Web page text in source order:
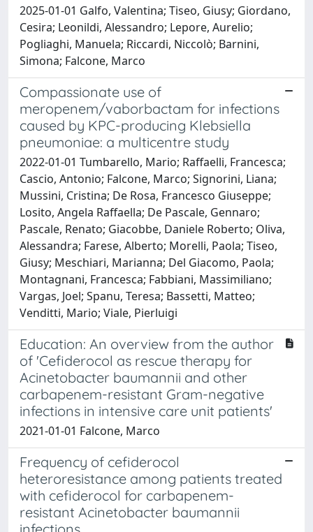
2025-01-01 Galfo, Valentina; Tiseo, Giusy; Giordano,
Cesira; Leonildi, Alessandro; Lepore, Aurelio;
Pogliaghi, Manuela; Riccardi, Niccolò; Barnini,
Simona; Falcone, Marco
Compassionate use of
meropenem/vaborbactam for infections
caused by KPC-producing Klebsiella
pneumoniae: a multicentre study
2022-01-01 Tumbarello, Mario; Raffaelli, Francesca;
Cascio, Antonio; Falcone, Marco; Signorini, Liana;
Mussini, Cristina; De Rosa, Francesco Giuseppe;
Losito, Angela Raffaella; De Pascale, Gennaro;
Pascale, Renato; Giacobbe, Daniele Roberto; Oliva,
Alessandra; Farese, Alberto; Morelli, Paola; Tiseo,
Giusy; Meschiari, Marianna; Del Giacomo, Paola;
Montagnani, Francesca; Fabbiani, Massimiliano;
Vargas, Joel; Spanu, Teresa; Bassetti, Matteo;
Venditti, Mario; Viale, Pierluigi
Education: An overview from the author
of 'Cefiderocol as rescue therapy for
Acinetobacter baumannii and other
carbapenem-resistant Gram-negative
infections in intensive care unit patients'
2021-01-01 Falcone, Marco
Frequency of cefiderocol
heteroresistance among patients treated
with cefiderocol for carbapenem-
resistant Acinetobacter baumannii